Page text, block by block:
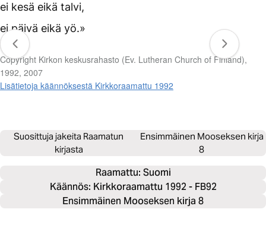
ei kesä eikä talvi,
ei päivä eikä yö.»
Copyright Kirkon keskusrahasto (Ev. Lutheran Church of Finland),
1992, 2007
Lisätietoja käännöksestä Kirkkoraamattu 1992
Suosittuja jakeita Raamatun
kirjasta
Ensimmäinen Mooseksen kirja
8
Raamattu: Suomi
Käännös: Kirkkoraamattu 1992 - FB92
Ensimmäinen Mooseksen kirja 8